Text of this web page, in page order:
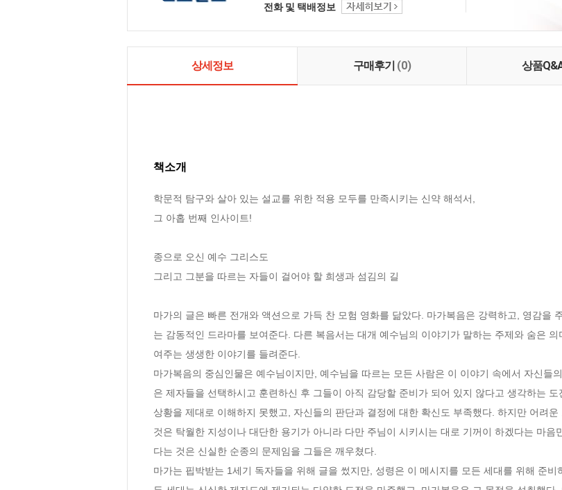
전화 및 택배정보
상세정보 구매후기 (0) 상품
책소개
학문적 탐구와 살아 있는 설교를 위한 적용 모두를 만족시키는 신약 해석서,
그 아홉 번째 인사이트!
종으로 오신 예수 그리스도
그리고 그분을 따르는 자들이 걸어야 할 희생과 섬김의 길
마가의 글은 빠른 전개와 액션으로 가득 찬 모험 영화를 닮았다. 마가복음은 강력하고, 영감을
는 감동적인 드라마를 보여준다. 다른 복음서는 대개 예수님의 이야기가 말하는 주제와 숨은
여주는 생생한 이야기를 들려준다.
마가복음의 중심인물은 예수님이지만, 예수님을 따르는 모든 사람은 이 이야기 속에서 자신들
은 제자들을 선택하시고 훈련하신 후 그들이 아직 감당할 준비가 되어 있지 않다고 생각하는
상황을 제대로 이해하지 못했고, 자신들의 판단과 결정에 대한 확신도 부족했다. 하지만 어려
것은 탁월한 지성이나 대단한 용기가 아니라 다만 주님이 시키시는 대로 기꺼이 하겠다는 마
다는 것은 신실한 순종의 문제임을 그들은 깨우쳤다.
마가는 핍박받는 1세기 독자들을 위해 글을 썼지만, 성령은 이 메시지를 모든 세대를 위해 준